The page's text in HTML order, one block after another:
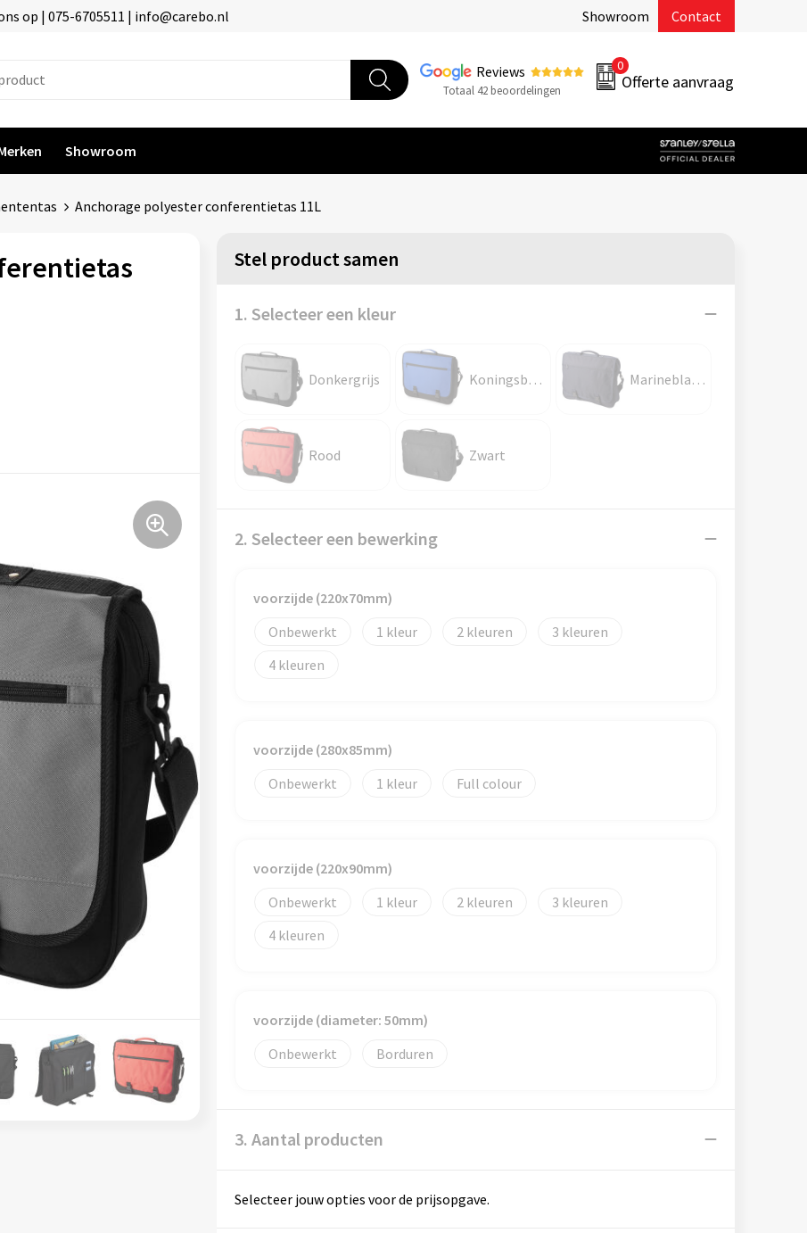
op | 075-6705511 | info@carebo.nl Showroom Contact
Reviews
Totaal 42 beoordelingen
0
Offerte aanvraag
Showroom
Anchorage polyester conferentietas 11L
Stel product samen
1. Selecteer een kleur
Donkergrijs Koningsblauw Marineblauw
Rood Zwart
2. Selecteer een bewerking
voorzijde (220x70mm)
Onbewerkt
1 2
3
4
voorzijde (280x85mm)
Onbewerkt
1 Full colour
voorzijde (220x90mm)
Onbewerkt
1 2
3
4
voorzijde (diameter: 50mm)
Onbewerkt
Borduren
3. Aantal producten
Selecteer jouw opties voor de prijsopgave.